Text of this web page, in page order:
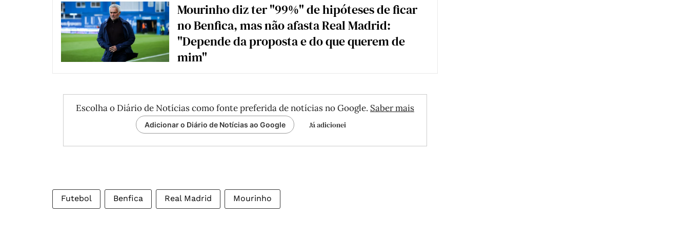
Mourinho diz ter "99%" de hipóteses de ficar
no Benfica, mas não afasta Real Madrid:
"Depende da proposta e do que querem de
mim"
Escolha o Diário de Notícias como fonte preferida de notícias no Google. Saber mais
Adicionar o Diário de Notícias ao Google Já adicionei
Futebol Benfica Real Madrid Mourinho